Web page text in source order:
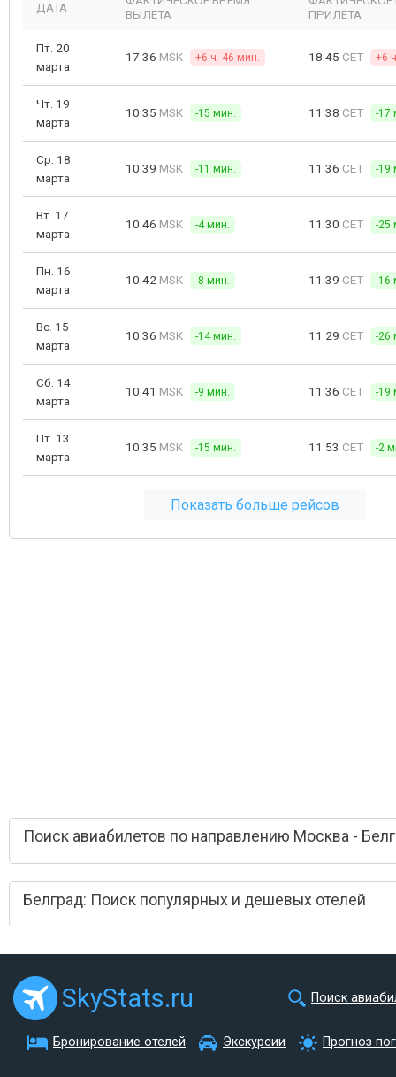
ДАТА
ВЫЛЕТА
ПРИЛЕТА
Пт. 20
марта
17:36 MSK +6 ч. 46 мин. 18:45 CET +6
Чт. 19
марта
10:35 MSK -15 мин. 11:38 CET -17
Ср. 18
марта
10:39 MSK -11 мин. 11:36 CET -19
Вт. 17
марта
10:46 MSK -4 мин. 11:30 CET -25
Пн. 16
марта
10:42 MSK -8 мин. 11:39 CET -16
Вс. 15
марта
10:36 MSK -14 мин. 11:29 CET -26
Сб. 14
марта
10:41 MSK -9 мин. 11:36 CET -19
Пт. 13
марта
10:35 MSK -15 мин. 11:53 CET -2
Показать больше рейсов
Поиск авиабилетов по направлению Москва -
Белград: Поиск популярных и дешевых отелей
SkyStats.ru Поиск
Бронирование отелей Экскурсии Прогноз